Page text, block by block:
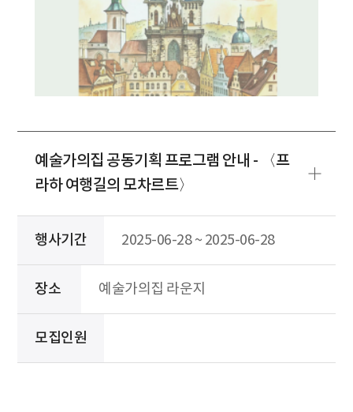
예술가의집 공동기획 프로그램 안내 - 〈프
라하 여행길의 모차르트〉
행사기간 2025-06-28 ~ 2025-06-28
장소 예술가의집 라운지
모집인원